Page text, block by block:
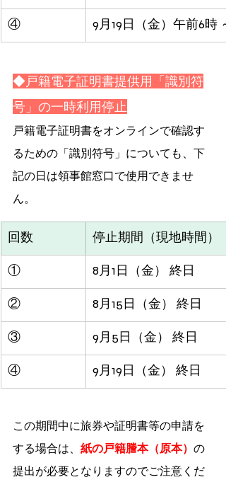
④ 9月19日（金）午前6時
◆戸籍電子証明書提供用「識別符
号」の一時利用停止
戸籍電子証明書をオンラインで確認す
るための「識別符号」についても、下
記の日は領事館窓口で使用できませ
ん。
回数 停止期間（現地時間）
① 8月1日（金） 終日
② 8月15日（金） 終日
③ 9月5日（金） 終日
④ 9月19日（金） 終日
この期間中に旅券や証明書等の申請を
する場合は、 紙の戸籍謄本（原本） の
提出が必要となりますのでご注意くだ